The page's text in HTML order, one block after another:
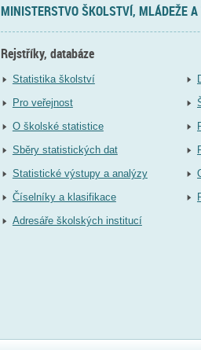
MINISTERSTVO ŠKOLSTVÍ, MLÁDEŽE A
Rejstříky, databáze
Statistika školství
Pro veřejnost
O školské statistice
Sběry statistických dat
Statistické výstupy a analýzy
Číselníky a klasifikace
Adresáře školských institucí